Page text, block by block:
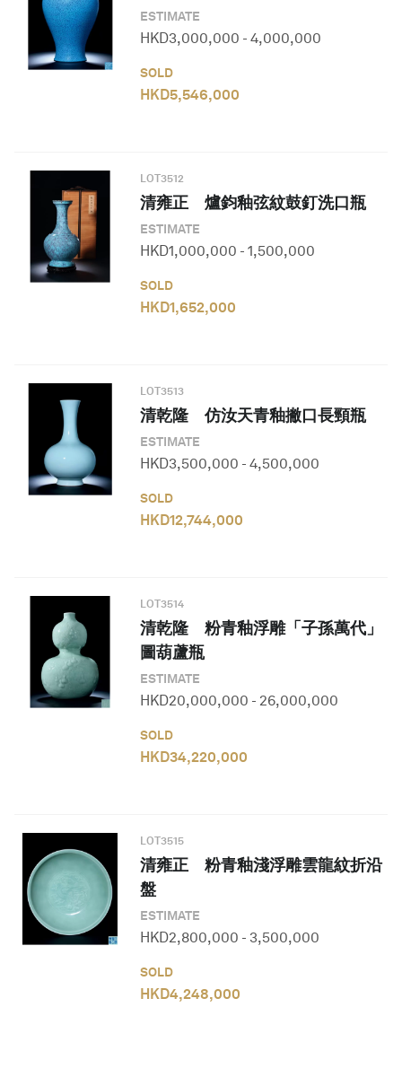
ESTIMATE
HKD3,000,000 - 4,000,000
SOLD
HKD5,546,000
LOT3512
清雍正 爐鈞釉弦紋鼓釘洗口瓶
ESTIMATE
HKD1,000,000 - 1,500,000
SOLD
HKD1,652,000
LOT3513
清乾隆 仿汝天青釉撇口長頸瓶
ESTIMATE
HKD3,500,000 - 4,500,000
SOLD
HKD12,744,000
LOT3514
清乾隆 粉青釉浮雕「子孫萬代」
圖葫蘆瓶
ESTIMATE
HKD20,000,000 - 26,000,000
SOLD
HKD34,220,000
LOT3515
清雍正 粉青釉淺浮雕雲龍紋折沿
盤
ESTIMATE
HKD2,800,000 - 3,500,000
SOLD
HKD4,248,000